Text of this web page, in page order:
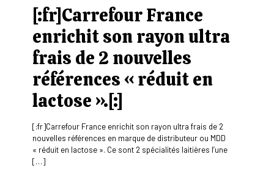
[:fr]Carrefour France
enrichit son rayon ultra
frais de 2 nouvelles
références « réduit en
lactose ».[:]
[:fr]Carrefour France enrichit son rayon ultra frais de 2
nouvelles références en marque de distributeur ou MDD
« réduit en lactose ». Ce sont 2 spécialités laitières l’une
[…]